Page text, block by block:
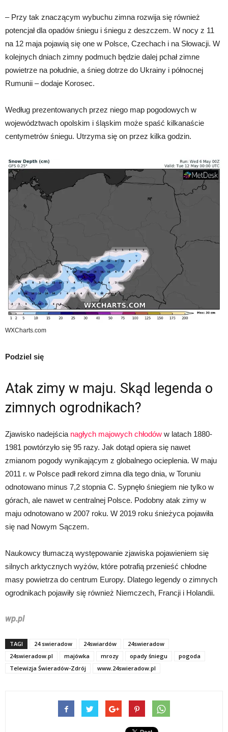
– Przy tak znaczącym wybuchu zimna rozwija się również
potencjał dla opadów śniegu i śniegu z deszczem. W nocy z 11
na 12 maja pojawią się one w Polsce, Czechach i na Słowacji. W
kolejnych dniach zimny podmuch będzie dalej pchał zimne
powietrze na południe, a śnieg dotrze do Ukrainy i północnej
Rumunii – dodaje Korosec.
Według prezentowanych przez niego map pogodowych w
województwach opolskim i śląskim może spaść kilkanaście
centymetrów śniegu. Utrzyma się on przez kilka godzin.
WXCharts.com
Podziel się
Atak zimy w maju. Skąd legenda o
zimnych ogrodnikach?
Zjawisko nadejścia nagłych majowych chłodów w latach 1880-
1981 powtórzyło się 95 razy. Jak dotąd opiera się nawet
zmianom pogody wynikającym z globalnego ocieplenia. W maju
2011 r. w Polsce padł rekord zimna dla tego dnia, w Toruniu
odnotowano minus 7,2 stopnia C. Sypnęło śniegiem nie tylko w
górach, ale nawet w centralnej Polsce. Podobny atak zimy w
maju odnotowano w 2007 roku. W 2019 roku śnieżyca pojawiła
się nad Nowym Sączem.
Naukowcy tłumaczą występowanie zjawiska pojawieniem się
silnych arktycznych wyżów, które potrafią przenieść chłodne
masy powietrza do centrum Europy. Dlatego legendy o zimnych
ogrodnikach pojawiły się również Niemczech, Francji i Holandii.
wp.pl
TAGI 24 swieradow 24swiardów
24swieradow
24swieradow.pl
majówka mrozy opady śniegu
pogoda
Telewizja Świeradów-Zdrój
www.24swieradow.pl